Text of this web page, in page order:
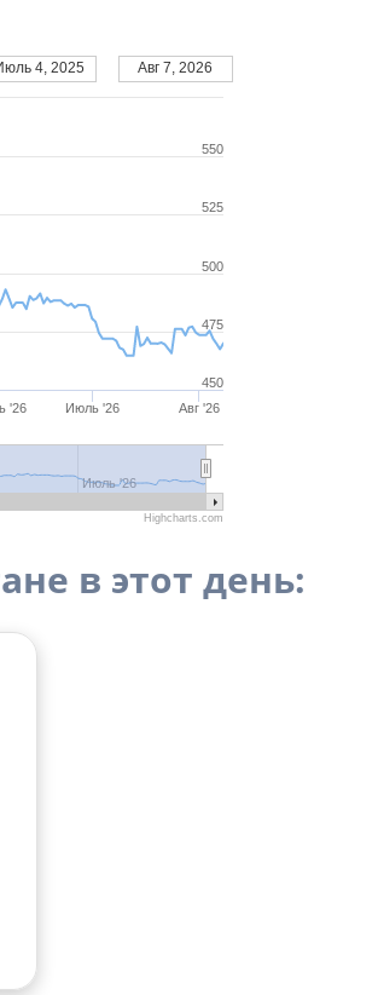
'26 Июль '26 Авг '26
Июль '26
500
450
475
525
550
Июль 4, 2025 Авг 7, 2026
Highcharts.com
в этот день: